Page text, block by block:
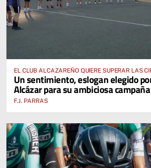
EL CLUB ALCAZAREÑO QUIERE SUPERAR LAS
PASADO E INCLUSO DUPLICARLAS
Un sentimiento, eslogan elegido
Alcázar para su ambiciosa
F.J. PARRAS